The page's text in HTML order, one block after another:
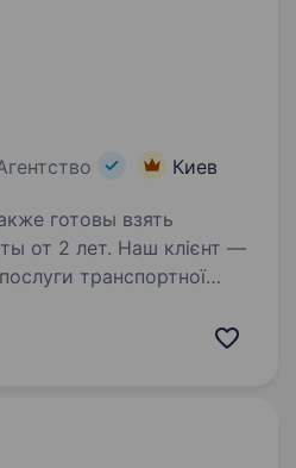
Киев
готовы взять
Наш клієнт —
транспортної